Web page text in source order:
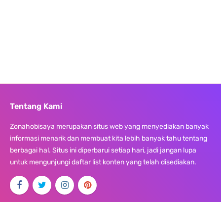
Tentang Kami
Zonahobisaya merupakan situs web yang menyediakan banyak
informasi menarik dan membuat kita lebih banyak tahu tentang
berbagai hal. Situs ini diperbarui setiap hari, jadi jangan lupa
untuk mengunjungi daftar list konten yang telah disediakan.